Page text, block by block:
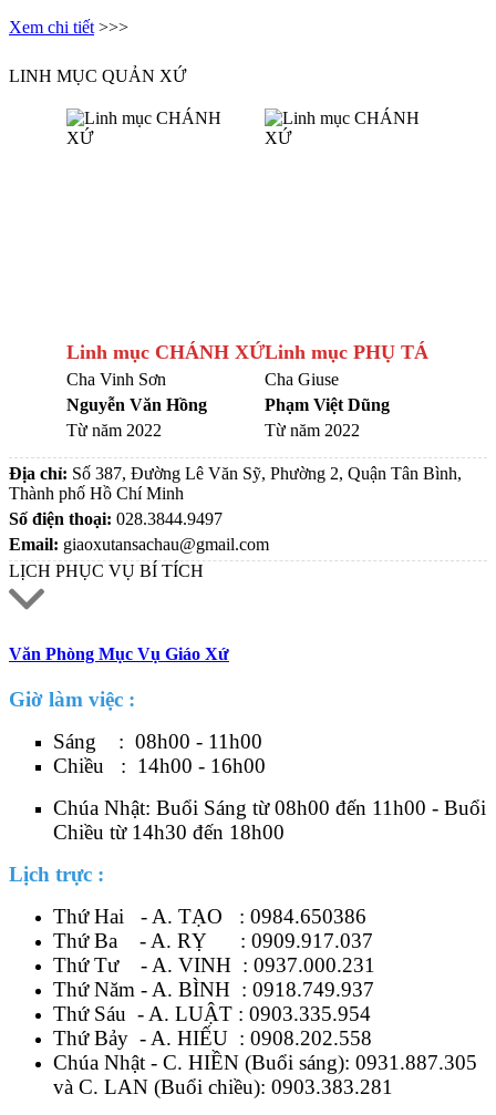
Xem chi tiết >>>
LINH MỤC QUẢN XỨ
Linh mục CHÁNH XỨ
Cha Vinh Sơn
Nguyễn Văn Hồng
Từ năm 2022
Linh mục PHỤ TÁ
Cha Giuse
Phạm Việt Dũng
Từ năm 2022
Địa chỉ: Số 387, Đường Lê Văn Sỹ, Phường 2, Quận Tân Bình,
Thành phố Hồ Chí Minh
Số điện thoại: 028.3844.9497
Email: giaoxutansachau@gmail.com
LỊCH PHỤC VỤ BÍ TÍCH
Văn Phòng Mục Vụ Giáo Xứ
Giờ làm việc :
Sáng : 08h00 - 11h00
Chiều : 14h00 - 16h00
Chúa Nhật: Buổi Sáng từ 08h00 đến 11h00 - Buổi
Chiều từ 14h30 đến 18h00
Lịch trực :
Thứ Hai - A. TẠO : 0984.650386
Thứ Ba - A. RỴ : 0909.917.037
Thứ Tư - A. VINH : 0937.000.231
Thứ Năm - A. BÌNH : 0918.749.937
Thứ Sáu - A. LUẬT : 0903.335.954
Thứ Bảy - A. HIẾU : 0908.202.558
Chúa Nhật - C. HIỀN (Buổi sáng): 0931.887.305
và C. LAN (Buổi chiều): 0903.383.281